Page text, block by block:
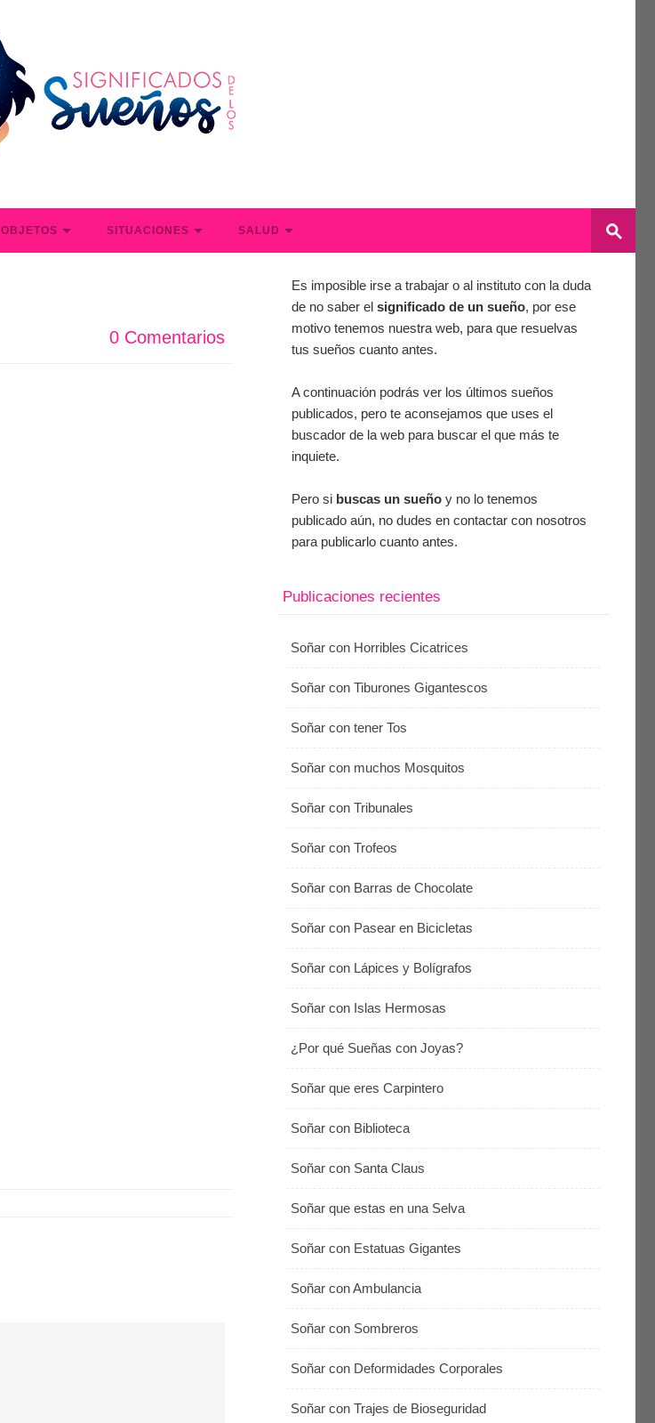
OBJETOS SITUACIONES SALUD
0 Comentarios
Es imposible irse a trabajar o al instituto con la duda
de no saber el significado de un sueño, por ese
motivo tenemos nuestra web, para que resuelvas
tus sueños cuanto antes.
A continuación podrás ver los últimos sueños
publicados, pero te aconsejamos que uses el
buscador de la web para buscar el que más te
inquiete.
Pero si buscas un sueño y no lo tenemos
publicado aún, no dudes en contactar con nosotros
para publicarlo cuanto antes.
Publicaciones recientes
Soñar con Horribles Cicatrices
Soñar con Tiburones Gigantescos
Soñar con tener Tos
Soñar con muchos Mosquitos
Soñar con Tribunales
Soñar con Trofeos
Soñar con Barras de Chocolate
Soñar con Pasear en Bicicletas
Soñar con Lápices y Bolígrafos
Soñar con Islas Hermosas
¿Por qué Sueñas con Joyas?
Soñar que eres Carpintero
Soñar con Biblioteca
Soñar con Santa Claus
Soñar que estas en una Selva
Soñar con Estatuas Gigantes
Soñar con Ambulancia
Soñar con Sombreros
Soñar con Deformidades Corporales
Soñar con Trajes de Bioseguridad